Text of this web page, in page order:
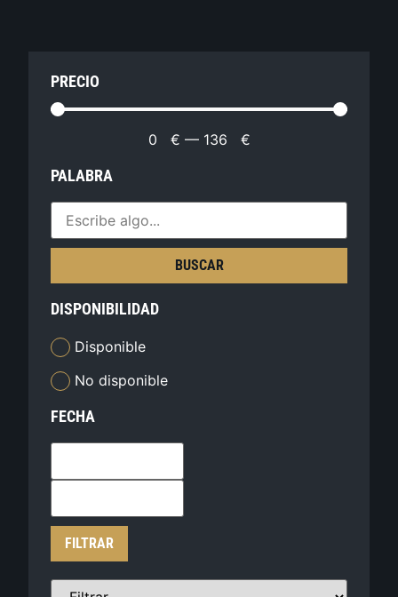
PRECIO
0 € — 136 €
PALABRA
BUSCAR
DISPONIBILIDAD
Disponible
No disponible
FECHA
FILTRAR